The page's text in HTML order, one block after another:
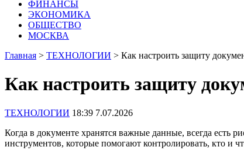
ФИНАНСЫ
ЭКОНОМИКА
ОБЩЕСТВО
МОСКВА
Главная > ТЕХНОЛОГИИ > Как настроить защиту
Как настроить защиту
ТЕХНОЛОГИИ 18:39 7.07.2026
Когда в документе хранятся важные данные, всегда есть
инструментов, которые помогают контролировать, кто и